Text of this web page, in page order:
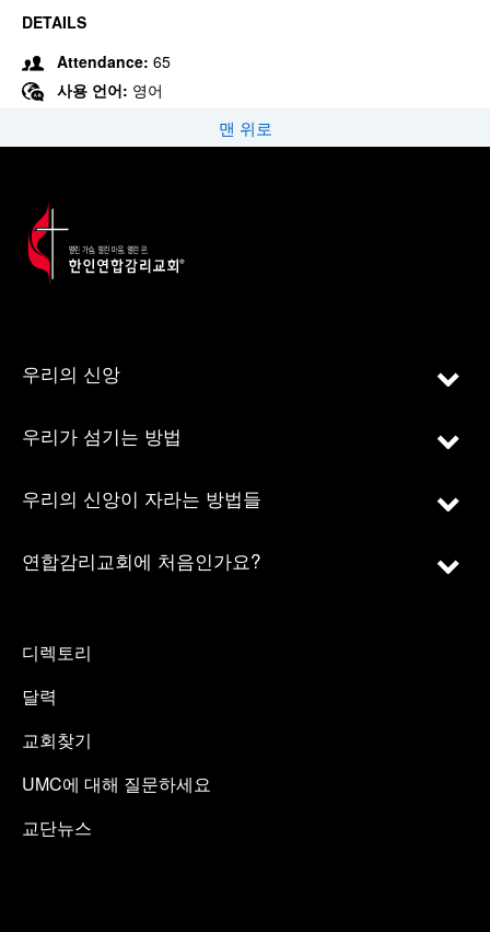
DETAILS
Attendance: 65
사용 언어: 영어
맨 위로
우리의 신앙
우리가 섬기는 방법
우리의 신앙이 자라는 방법들
연합감리교회에 처음인가요?
디렉토리
달력
교회찾기
UMC에 대해 질문하세요
교단뉴스